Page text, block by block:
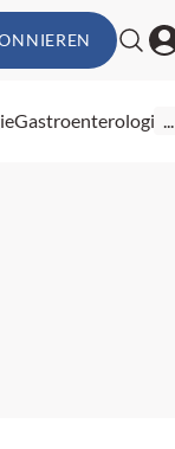
Gastroenterologie...